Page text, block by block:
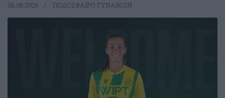
06.08.2026 ΠΟΔΟΣΦΑΙΡΟ ΓΥΝΑΙΚΩΝ